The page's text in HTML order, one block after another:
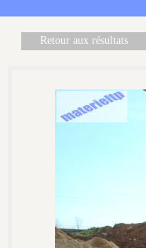
Retour aux résultats